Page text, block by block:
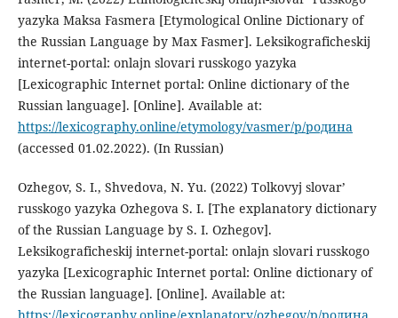
yazyka Maksa Fasmera [Etymological Online Dictionary of
the Russian Language by Max Fasmer]. Leksikograficheskij
internet-portal: onlajn slovari russkogo yazyka
[Lexicographic Internet portal: Online dictionary of the
Russian language]. [Online]. Available at:
https://lexicography.online/etymology/vasmer/р/родина
(accessed 01.02.2022). (In Russian)
Ozhegov, S. I., Shvedova, N. Yu. (2022) Tolkovyj slovar’
russkogo yazyka Ozhegova S. I. [The explanatory dictionary
of the Russian Language by S. I. Ozhegov].
Leksikograficheskij internet-portal: onlajn slovari russkogo
yazyka [Lexicographic Internet portal: Online dictionary of
the Russian language]. [Online]. Available at: